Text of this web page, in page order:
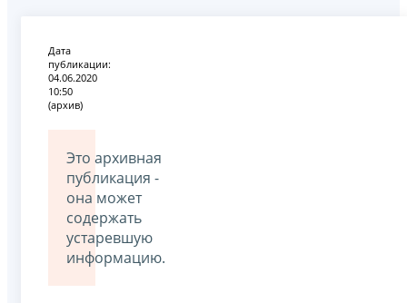
Дата
публикации:
04.06.2020
10:50
(архив)
Это архивная
публикация -
она может
содержать
устаревшую
информацию.